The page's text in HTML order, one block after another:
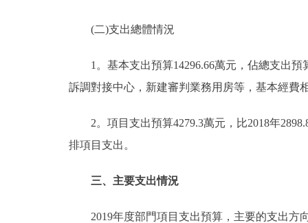
(二)支出總體情況
1。基本支出預算14296.66萬元，佔總支出預算
訴調對接中心，新建審判業務用房等，基本經費
2。項目支出預算4279.3萬元，比2018年
排項目支出。
三、主要支出情況
2019年度部門項目支出預算，主要的支出方